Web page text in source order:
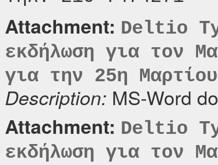
Attachment: Deltio
εκδήλωση για τον
για την 25η
Description: MS-Word
Attachment: Deltio
εκδήλωση για τον